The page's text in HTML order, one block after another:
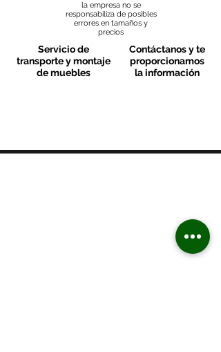
la empresa no se
responsabiliza de posibles
errores en tamaños y
precios
Servicio de
transporte y montaje
de muebles
Contáctanos y te
proporcionamos
la información